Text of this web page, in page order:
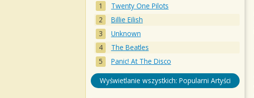
Twenty One Pilots
Billie Eilish
Unknown
The Beatles
Panic! At The Disco
Wyświetlanie wszystkich: Popularni Artyści